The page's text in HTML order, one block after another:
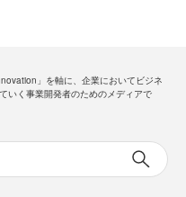
」を軸に、企業においてビジネ
いく事業開発者のためのメディアで